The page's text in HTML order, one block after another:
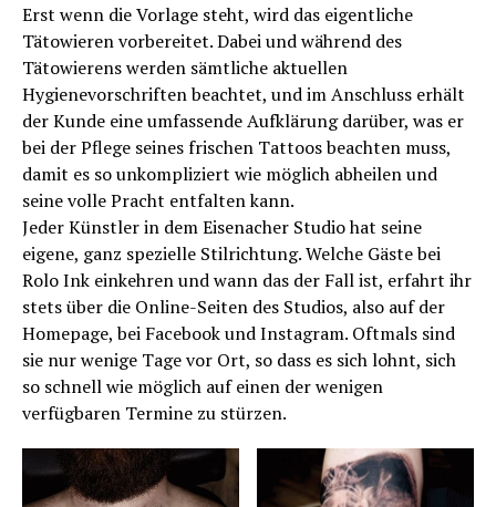
Erst wenn die Vorlage steht, wird das eigentliche
Tätowieren vorbereitet. Dabei und während des
Tätowierens werden sämtliche aktuellen
Hygienevorschriften beachtet, und im Anschluss erhält
der Kunde eine umfassende Aufklärung darüber, was er
bei der Pflege seines frischen Tattoos beachten muss,
damit es so unkompliziert wie möglich abheilen und
seine volle Pracht entfalten kann.
Jeder Künstler in dem Eisenacher Studio hat seine
eigene, ganz spezielle Stilrichtung. Welche Gäste bei
Rolo Ink einkehren und wann das der Fall ist, erfahrt ihr
stets über die Online-Seiten des Studios, also auf der
Homepage, bei Facebook und Instagram. Oftmals sind
sie nur wenige Tage vor Ort, so dass es sich lohnt, sich
so schnell wie möglich auf einen der wenigen
verfügbaren Termine zu stürzen.